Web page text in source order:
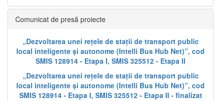
Comunicat de presă proiecte
„Dezvoltarea unei rețele de stații de transport public
local inteligente și autonome (Intelli Bus Hub Net)”, cod
SMIS 128914 - Etapa I, SMIS 325512 - Etapa II
„Dezvoltarea unei rețele de stații de transport public
local inteligente și autonome (Intelli Bus Hub Net)”, cod
SMIS 128914 - Etapa I, SMIS 325512 - Etapa II - finalizat